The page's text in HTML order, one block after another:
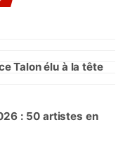
Talon élu à la tête
: 50 artistes en